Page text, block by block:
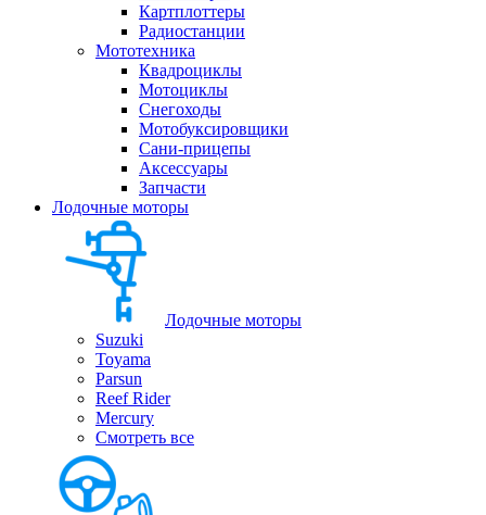
Картплоттеры
Радиостанции
Мототехника
Квадроциклы
Мотоциклы
Снегоходы
Мотобуксировщики
Сани-прицепы
Аксессуары
Запчасти
Лодочные моторы
Лодочные моторы
Suzuki
Toyama
Parsun
Reef Rider
Mercury
Смотреть все